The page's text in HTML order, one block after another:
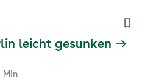
leicht gesunken
Min